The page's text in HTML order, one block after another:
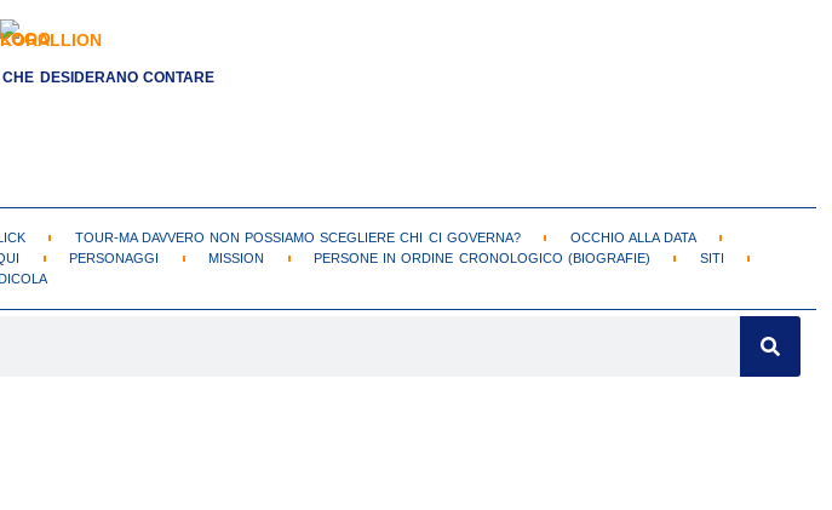
DESIDERANO CONTARE
TOUR-MA DAVVERO NON POSSIAMO SCEGLIERE CHI CI GOVERNA?
OCCHIO ALLA DATA
PERSONAGGI MISSION PERSONE IN ORDINE CRONOLOGICO (BIOGRAFIE)
SITI